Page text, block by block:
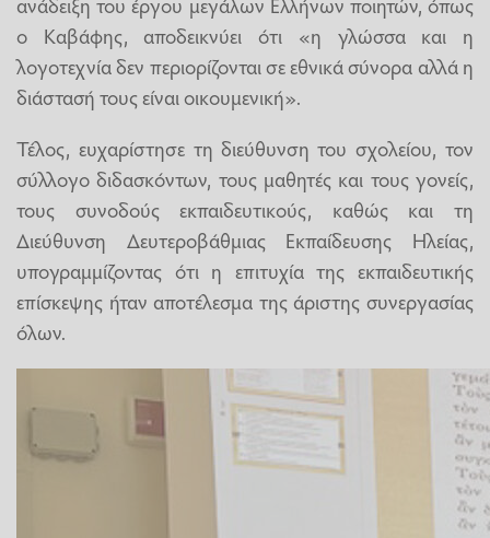
ο Καβάφης, αποδεικνύει ότι «η γλώσσα και η
λογοτεχνία δεν περιορίζονται σε εθνικά σύνορα αλλά η
διάστασή τους είναι οικουμενική».
Τέλος, ευχαρίστησε τη διεύθυνση του σχολείου, τον
σύλλογο διδασκόντων, τους μαθητές και τους γονείς,
τους συνοδούς εκπαιδευτικούς, καθώς και τη
Διεύθυνση Δευτεροβάθμιας Εκπαίδευσης Ηλείας,
υπογραμμίζοντας ότι η επιτυχία της εκπαιδευτικής
επίσκεψης ήταν αποτέλεσμα της άριστης συνεργασίας
όλων.